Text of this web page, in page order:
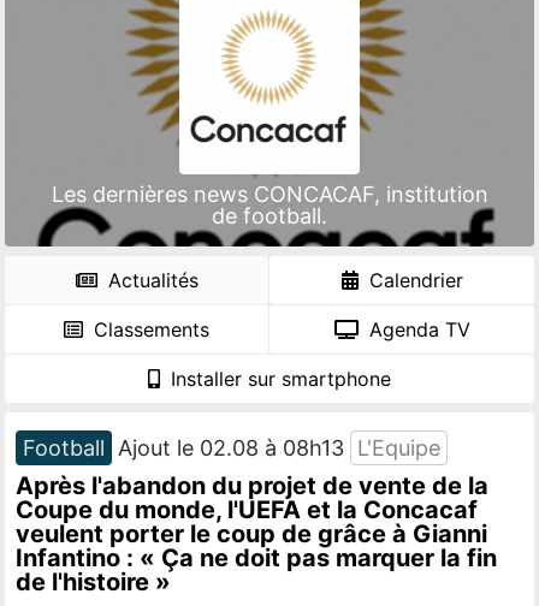
Les dernières news CONCACAF, institution
de football.
Actualités Calendrier
Classements Agenda TV
Installer sur smartphone
Football Ajout le 02.08 à 08h13 L'Equipe
Après l'abandon du projet de vente de la
Coupe du monde, l'UEFA et la Concacaf
veulent porter le coup de grâce à Gianni
Infantino : « Ça ne doit pas marquer la fin
de l'histoire »